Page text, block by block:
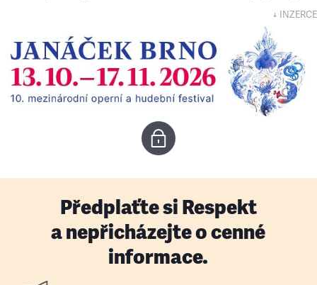
↓ INZERCE
Předplaťte si Respekt
a nepřicházejte o cenné
informace.